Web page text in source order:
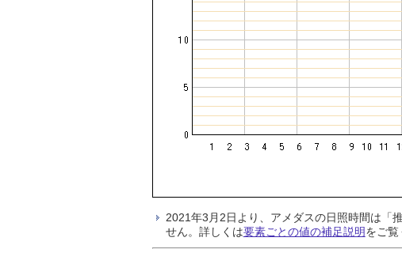
2021年3月2日より、アメダスの日照時間は「
せん。詳しくは要素ごとの値の補足説明をご覧